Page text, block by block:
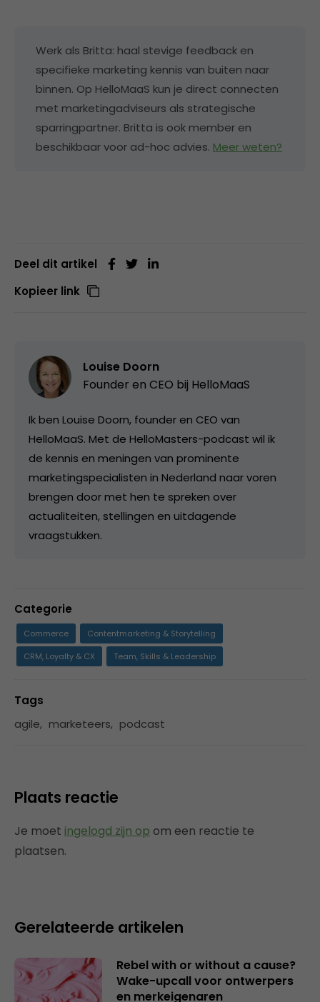
Werk als Britta: haal stevige feedback en
specifieke marketing kennis van buiten naar
binnen. Op HelloMaaS kun je direct connecten
met marketingadviseurs als strategische
sparringpartner. Britta is ook member en
beschikbaar voor ad-hoc advies. Meer weten?
Deel dit artikel
Kopieer link
Louise Doorn
Founder en CEO bij HelloMaaS
Ik ben Louise Doorn, founder en CEO van
HelloMaaS. Met de HelloMasters-podcast wil ik
de kennis en meningen van prominente
marketingspecialisten in Nederland naar voren
brengen door met hen te spreken over
actualiteiten, stellingen en uitdagende
vraagstukken.
Categorie
Commerce
Contentmarketing & Storytelling
CRM, Loyalty & CX
Team, Skills & Leadership
Tags
agile, marketeers, podcast
Plaats reactie
Je moet ingelogd zijn op om een reactie te
plaatsen.
Gerelateerde artikelen
Rebel with or without a cause?
Wake-upcall voor ontwerpers
en merkeigenaren